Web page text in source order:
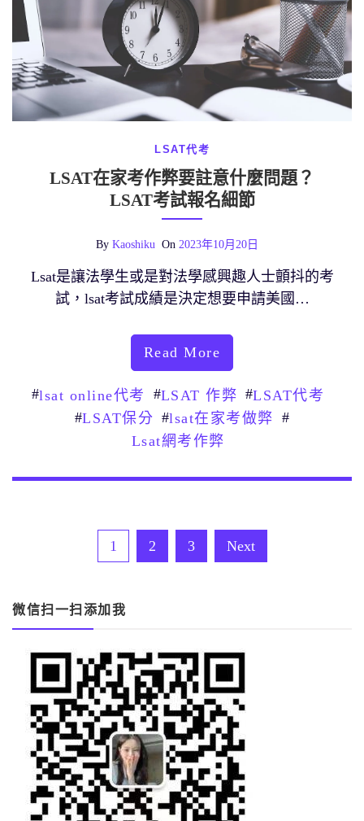
LSAT代考
LSAT在家考作弊要註意什麼問題？
LSAT考試報名細節
By Kaoshiku On 2023年10月20日
Lsat是讓法學生或是對法學感興趣人士顫抖的考
試，lsat考試成績是決定想要申請美國…
Read More
#lsat online代考 #LSAT 作弊 #LSAT代考
#LSAT保分 #lsat在家考做弊 #
Lsat網考作弊
分
頁
1 2 3 Next
微信扫一扫添加我